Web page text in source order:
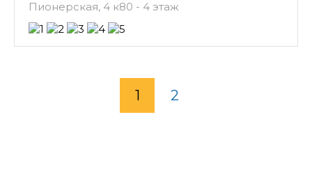
Пионерская, 4 к80 - 4 этаж
1 2